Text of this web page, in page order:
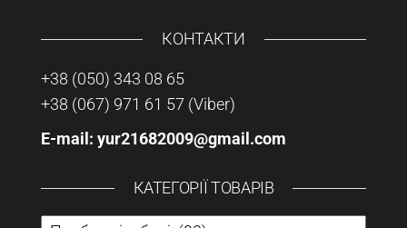
КОНТАКТИ
+38 (050) 343 08 65
+38 (067) 971 61 57 (Viber)
E-mail: yur21682009@gmail.com
КАТЕГОРІЇ ТОВАРІВ